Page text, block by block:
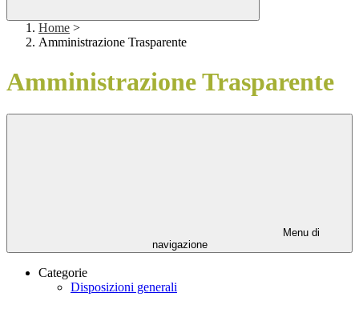
Home >
Amministrazione Trasparente
Amministrazione Trasparente
Menu di
navigazione
Categorie
Disposizioni generali